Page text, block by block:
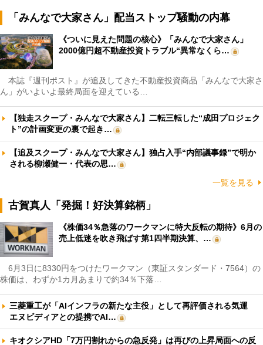
「みんなで大家さん」配当ストップ騒動の内幕
《ついに見えた問題の核心》「みんなで大家さん」
2000億円超不動産投資トラブル“異常なくら…
本誌『週刊ポスト』が追及してきた不動産投資商品「みんなで大家さ
ん」がいよいよ最終局面を迎えている…
【独走スクープ・みんなで大家さん】二転三転した“成田プロジェク
ト”の計画変更の裏で起き…
【追及スクープ・みんなで大家さん】独占入手“内部議事録”で明か
される柳瀬健一・代表の思…
一覧を見る
古賀真人「発掘！好決算銘柄」
《株価34％急落のワークマンに特大反転の期待》6月の
売上低迷を吹き飛ばす第1四半期決算、…
6月3日に8330円をつけたワークマン（東証スタンダード・7564）の
株価は、わずか1カ月あまりで約34％下落…
三菱重工が「AIインフラの新たな主役」として再評価される気運
エヌビディアとの提携でAI…
キオクシアHD「7万円割れからの急反発」は再びの上昇局面への反